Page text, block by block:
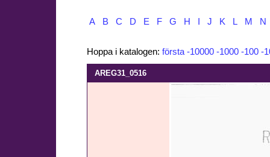
A B C D E F G H J K L M N
Hoppa i katalogen: första -10000 -1000 -100 -
AREG31_0516